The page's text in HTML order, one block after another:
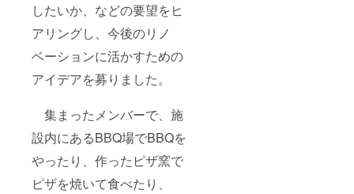
したいか、などの要望をヒ
アリングし、今後のリノ
ベーションに活かすための
アイデアを募りました。
集まったメンバーで、施
設内にあるBBQ場でBBQを
やったり、作ったピザ窯で
ピザを焼いて食べたり、